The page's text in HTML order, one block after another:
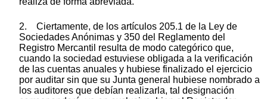
2. Ciertamente, de los artículos 205.1 de la Ley de
Sociedades Anónimas y 350 del Reglamento del
Registro Mercantil resulta de modo categórico que,
cuando la sociedad estuviese obligada a la verificación
de las cuentas anuales y hubiese finalizado el ejercicio
por auditar sin que su Junta general hubiese nombrado a
los auditores que debían realizarla, tal designación